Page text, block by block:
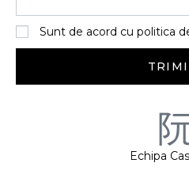
Sunt de acord cu politica
Echipa